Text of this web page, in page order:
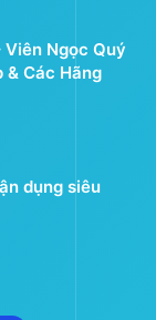
Ngọc Quý
& Các Hãng
dụng siêu